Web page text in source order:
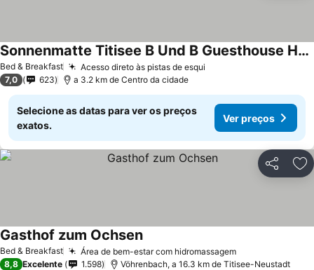
Bed & Breakfast Acesso direto às pistas de esqui
Sonnenmatte Titisee B Und B Guesthouse Hotel
7,0 623 a 3.2 km de Centro da cidade
Selecione as datas para ver os preços
exatos.
Ver preços
Partilhar
Bed & Breakfast Área de bem-estar com hidromassagem
Gasthof zum Ochsen
8,8 Excelente 1.598 Vöhrenbach, a 16.3 km de Titisee-Neustadt